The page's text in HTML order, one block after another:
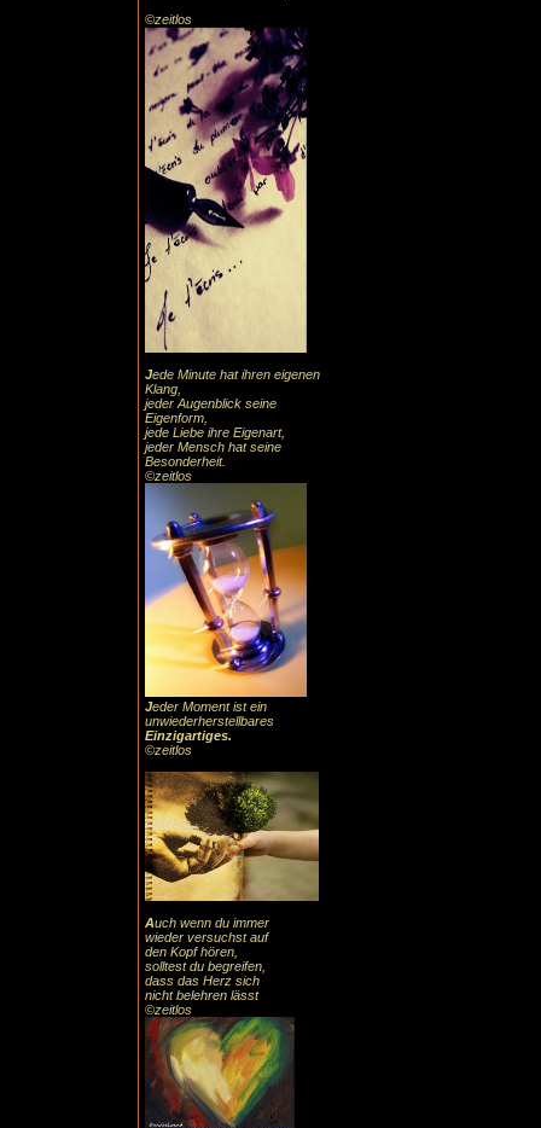
©zeitlos
Jede Minute hat ihren eigenen
Klang,
jeder Augenblick seine
Eigenform,
jede Liebe ihre Eigenart,
jeder Mensch hat seine
Besonderheit.
©zeitlos
Jeder Moment ist ein
unwiederherstellbares
Einzigartiges.
©zeitlos
Auch wenn du immer
wieder versuchst auf
den Kopf hören,
solltest du begreifen,
dass das Herz sich
nicht belehren lässt
©zeitlos